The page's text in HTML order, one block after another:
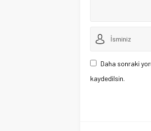
Daha sonraki
kaydedilsin.